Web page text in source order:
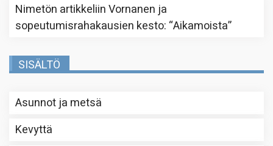
Nimetön artikkeliinVornanen ja
sopeutumisrahakausien kesto: “Aikamoista”
SISÄLTÖ
Asunnot ja metsä
Kevyttä